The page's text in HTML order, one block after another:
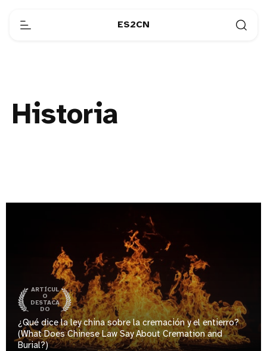
ES2CN
Historia
ARTÍCUL
O
DESTACA
DO
¿Qué dice la ley china sobre la cremación y el entierro?
(What Does Chinese Law Say About Cremation and
Burial?)